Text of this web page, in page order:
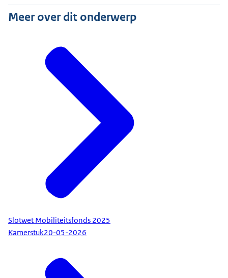
Meer over dit onderwerp
Slotwet Mobiliteitsfonds 2025
Kamerstuk20-05-2026